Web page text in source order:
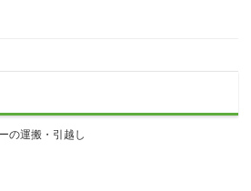
の運搬・引越し